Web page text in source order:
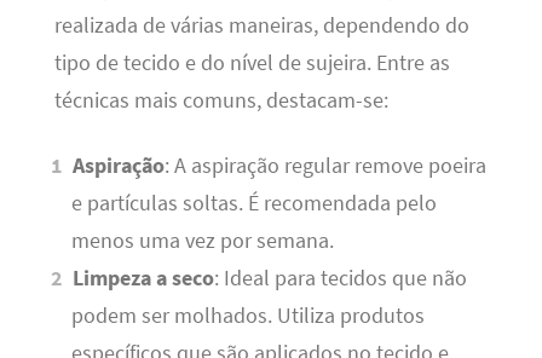
realizada de várias maneiras, dependendo do
tipo de tecido e do nível de sujeira. Entre as
técnicas mais comuns, destacam-se:
Aspiração: A aspiração regular remove poeira
e partículas soltas. É recomendada pelo
menos uma vez por semana.
Limpeza a seco: Ideal para tecidos que não
podem ser molhados. Utiliza produtos